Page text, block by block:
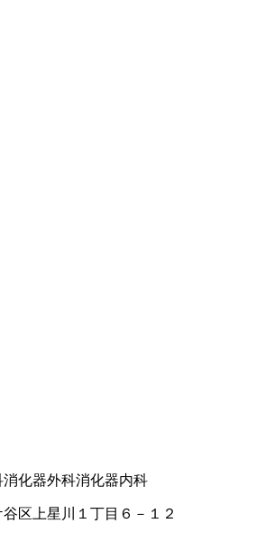
消化器外科消化器内科
区上星川１丁目６－１２